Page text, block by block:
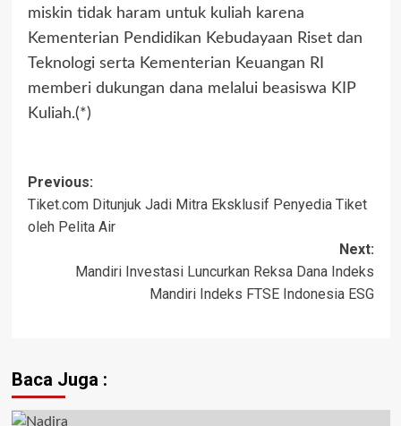
miskin tidak haram untuk kuliah karena
Kementerian Pendidikan Kebudayaan Riset dan
Teknologi serta Kementerian Keuangan RI
memberi dukungan dana melalui beasiswa KIP
Kuliah.(*)
Previous:
Tiket.com Ditunjuk Jadi Mitra Eksklusif Penyedia Tiket
oleh Pelita Air
Next:
Mandiri Investasi Luncurkan Reksa Dana Indeks
Mandiri Indeks FTSE Indonesia ESG
Baca Juga :